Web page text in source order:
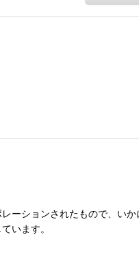
ーションされたもので、
います。